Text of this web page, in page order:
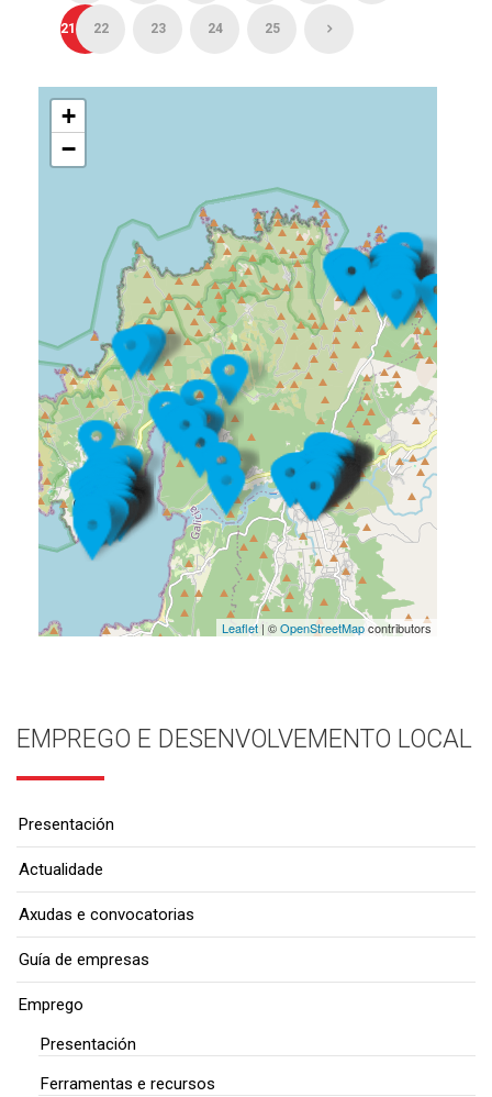
21 22 23 24 25
+
−
Leaflet| ©OpenStreetMapcontributors
EMPREGO E DESENVOLVEMENTO LOCAL
Presentación
Actualidade
Axudas e convocatorias
Guía de empresas
Emprego
Presentación
Ferramentas e recursos